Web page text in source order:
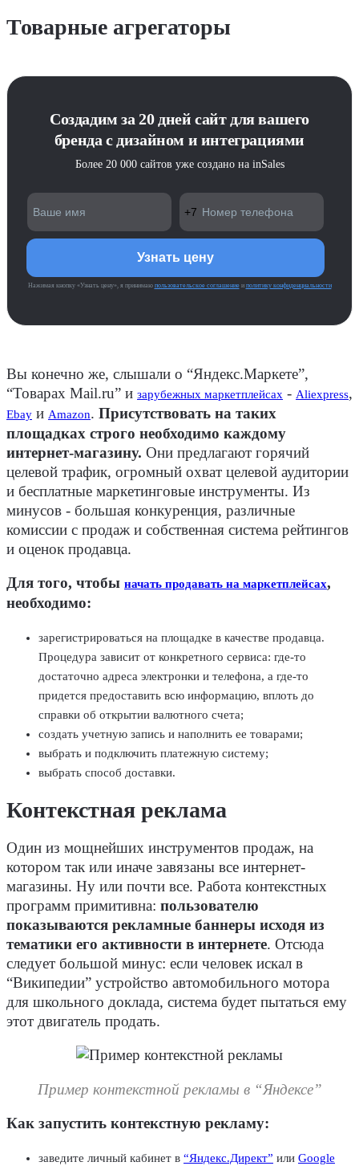
Товарные агрегаторы
Создадим за 20 дней сайт для вашего
бренда с дизайном и интеграциями
Более 20 000 сайтов уже создано на inSales
Нажимая кнопку «Узнать цену», я принимаю пользовательское соглашениеи политику конфиденциальности
Вы конечно же, слышали о “Яндекс.Маркете”,
“Товарах Mail.ru” и зарубежных маркетплейсах - Aliexpress,
Ebay и Amazon. Присутствовать на таких
площадках строго необходимо каждому
интернет-магазину. Они предлагают горячий
целевой трафик, огромный охват целевой аудитории
и бесплатные маркетинговые инструменты. Из
минусов - большая конкуренция, различные
комиссии с продаж и собственная система рейтингов
и оценок продавца.
Для того, чтобы начать продавать на маркетплейсах,
необходимо:
зарегистрироваться на площадке в качестве продавца.
Процедура зависит от конкретного сервиса: где-то
достаточно адреса электронки и телефона, а где-то
придется предоставить всю информацию, вплоть до
справки об открытии валютного счета;
создать учетную запись и наполнить ее товарами;
выбрать и подключить платежную систему;
выбрать способ доставки.
Контекстная реклама
Один из мощнейших инструментов продаж, на
котором так или иначе завязаны все интернет-
магазины. Ну или почти все. Работа контекстных
программ примитивна: пользователю
показываются рекламные баннеры исходя из
тематики его активности в интернете. Отсюда
следует большой минус: если человек искал в
“Википедии” устройство автомобильного мотора
для школьного доклада, система будет пытаться ему
этот двигатель продать.
Пример контекстной рекламы в “Яндексе”
Как запустить контекстную рекламу:
заведите личный кабинет в “Яндекс.Директ” или Google